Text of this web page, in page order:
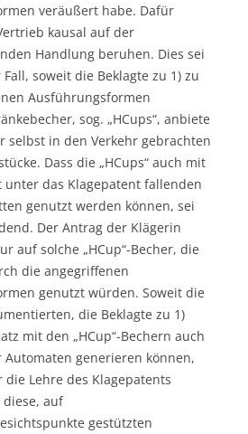
veräußert habe. Dafür
kausal auf der
Handlung beruhen. Dies sei
soweit die Beklagte zu 1) zu
Ausführungsformen
sog. „HCups“, anbiete
selbst in den Verkehr gebrachten
Dass die „HCups“ auch mit
das Klagepatent fallenden
genutzt werden können, sei
Der Antrag der Klägerin
auf solche „HCup“-Becher, die
die angegriffenen
genutzt würden. Soweit die
die Beklagte zu 1)
mit den „HCup“-Bechern auch
Automaten generieren können,
Lehre des Klagepatents
auf
gestützten